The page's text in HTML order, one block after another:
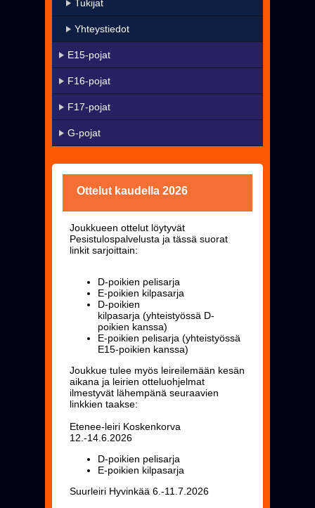
Pelissä mukana
Jäseneksi - Hanki oma KaMa-korttisi!
Tukijat
Yhteystiedot
E15-pojat
F16-pojat
F17-pojat
G-pojat
Ottelut kaudella 2026
Joukkueen ottelut löytyvät
Pesistulospalvelusta ja tässä suorat
linkit sarjoittain:
D-poikien pelisarja
E-poikien kilpasarja
D-poikien
kilpasarja (yhteistyössä D-
poikien kanssa)
E-poikien pelisarja (yhteistyössä
E15-poikien kanssa)
Joukkue tulee myös leireilemään kesän
aikana ja leirien otteluohjelmat
ilmestyvät lähempänä seuraavien
linkkien taakse:
Etenee-leiri Koskenkorva
12.-14.6.2026
D-poikien pelisarja
E-poikien kilpasarja
Suurleiri Hyvinkää 6.-11.7.2026